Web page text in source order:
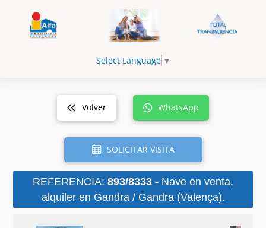
Select Language ▼
Volver WhatsApp
SOLICITAR VISITA
REFERENCIA: 893/8333 - Nave en venta,
alquiler en Gandra / Gandra (Valença).